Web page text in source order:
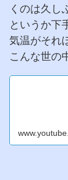
くのは久し
というか下
気温がそれ
こんな世の